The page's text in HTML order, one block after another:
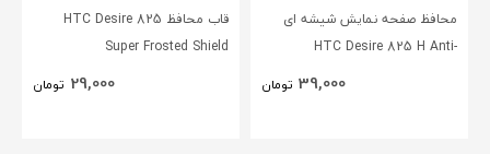
محافظ صفحه نمایش شیشه ای
HTC Desire 825 H Anti-
39,000 تومان
قاب محافظ HTC Desire 825
Super Frosted Shield
29,000 تومان